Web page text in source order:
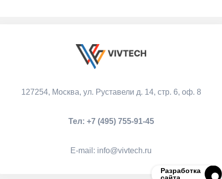
127254, Москва, ул. Руставели д. 14, стр. 6, оф. 8
Тел: +7 (495) 755-91-45
Е-mail: info@vivtech.ru
Разработка